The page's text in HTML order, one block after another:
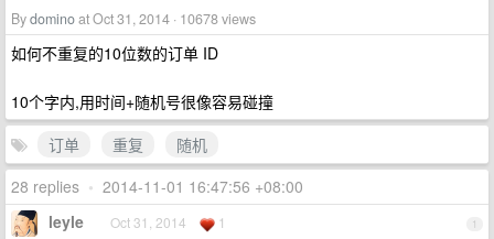
Bydominoat Oct 31, 2014 · 10678 views
如何不重复的10位数的订单 ID
10个字内,用时间+随机号很像容易碰撞
订单
重复
随机
28 replies • 2014-11-01 16:47:56 +08:00
1
leyle Oct 31, 2014 1